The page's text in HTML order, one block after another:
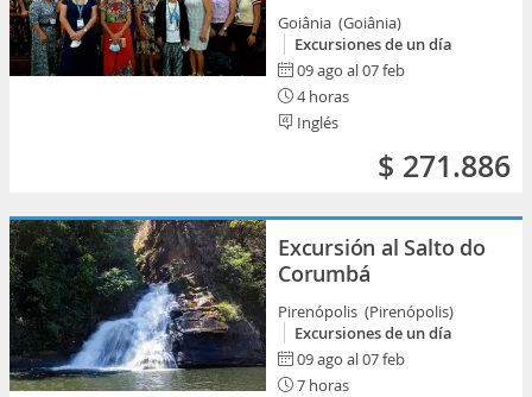
Goiânia (Goiânia)
Excursiones de un día
09 ago al 07 feb
4 horas
Inglés
$ 271.886
Excursión al Salto do
Corumbá
Pirenópolis (Pirenópolis)
Excursiones de un día
09 ago al 07 feb
7 horas